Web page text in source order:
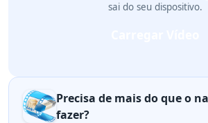
sai do seu dispositivo.
Precisa de mais do que o
fazer?